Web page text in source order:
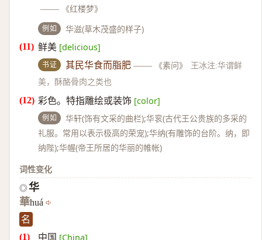
——
《红楼梦》
例如 华滋(草木茂盛的样子)
鲜美 [delicious]
书证 其民华食而脂肥 —— 《素问》
王冰注:华谓鲜
美，酥酪骨肉之类也
彩色。特指雕绘或装饰 [color]
例如
华轩(饰有文采的曲栏);华衮(古代王公贵族的多采的
礼服。常用以表示极高的荣宠);华纳(有雕饰的台阶。纳，即
纳陛);华幄(帝王所居的华丽的帷帐)
词性变化
◎ 华
華huá
名
中国 [China]